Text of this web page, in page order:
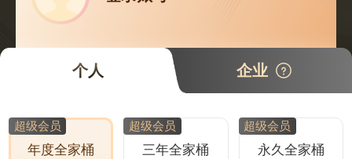
个人 企业
超级会员
年度全家桶
超级会员
三年全家桶
超级会员
永久全家桶